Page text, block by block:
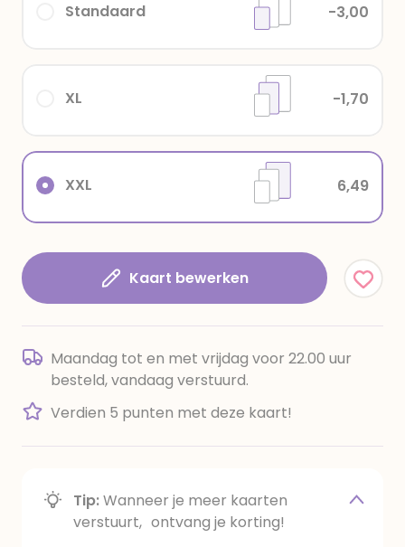
XXL 6,49
XL -1,70
Standaard -3,00
Kaart bewerken
Maandag tot en met vrijdag voor 22.00 uur
besteld, vandaag verstuurd.
Verdien 5 punten met deze kaart!
Tip:Wanneer je meer kaarten
verstuurt, ontvang je korting!